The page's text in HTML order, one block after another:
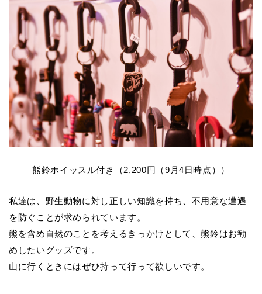
熊鈴ホイッスル付き（2,200円（9月4日時点））
私達は、野生動物に対し正しい知識を持ち、不用意な遭遇
を防ぐことが求められています。
熊を含め自然のことを考えるきっかけとして、熊鈴はお勧
めしたいグッズです。
山に行くときにはぜひ持って行って欲しいです。